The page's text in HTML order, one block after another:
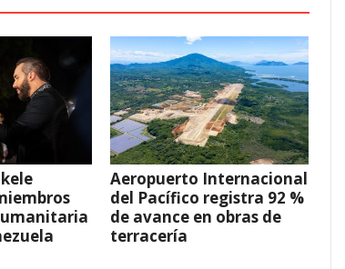
Aeropuerto Internacional
del Pacífico registra 92 %
de avance en obras de
terracería